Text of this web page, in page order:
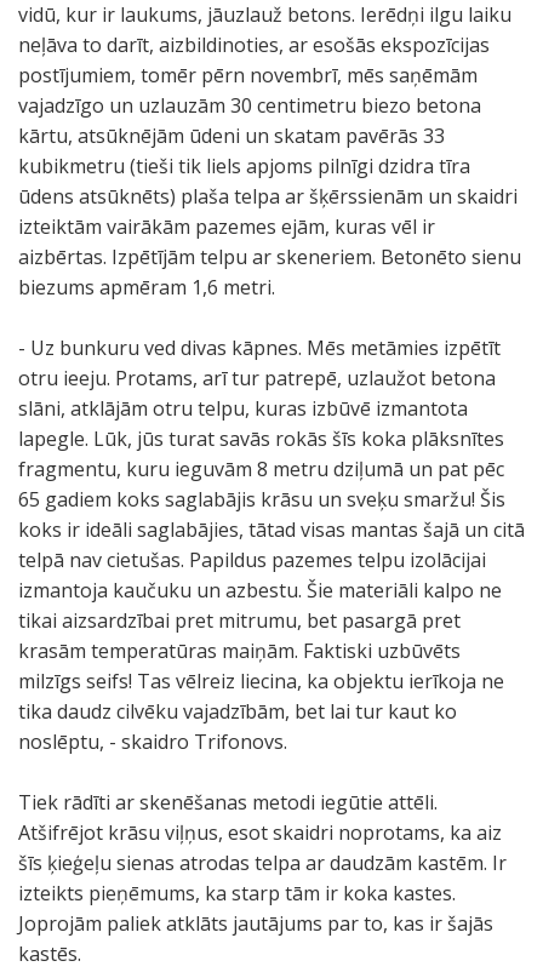
vidū, kur ir laukums, jāuzlauž betons. Ierēdņi ilgu laiku
neļāva to darīt, aizbildinoties, ar esošās ekspozīcijas
postījumiem, tomēr pērn novembrī, mēs saņēmām
vajadzīgo un uzlauzām 30 centimetru biezo betona
kārtu, atsūknējām ūdeni un skatam pavērās 33
kubikmetru (tieši tik liels apjoms pilnīgi dzidra tīra
ūdens atsūknēts) plaša telpa ar šķērssienām un skaidri
izteiktām vairākām pazemes ejām, kuras vēl ir
aizbērtas. Izpētījām telpu ar skeneriem. Betonēto sienu
biezums apmēram 1,6 metri.
- Uz bunkuru ved divas kāpnes. Mēs metāmies izpētīt
otru ieeju. Protams, arī tur patrepē, uzlaužot betona
slāni, atklājām otru telpu, kuras izbūvē izmantota
lapegle. Lūk, jūs turat savās rokās šīs koka plāksnītes
fragmentu, kuru ieguvām 8 metru dziļumā un pat pēc
65 gadiem koks saglabājis krāsu un sveķu smaržu! Šis
koks ir ideāli saglabājies, tātad visas mantas šajā un citā
telpā nav cietušas. Papildus pazemes telpu izolācijai
izmantoja kaučuku un azbestu. Šie materiāli kalpo ne
tikai aizsardzībai pret mitrumu, bet pasargā pret
krasām temperatūras maiņām. Faktiski uzbūvēts
milzīgs seifs! Tas vēlreiz liecina, ka objektu ierīkoja ne
tika daudz cilvēku vajadzībām, bet lai tur kaut ko
noslēptu, - skaidro Trifonovs.
Tiek rādīti ar skenēšanas metodi iegūtie attēli.
Atšifrējot krāsu viļņus, esot skaidri noprotams, ka aiz
šīs ķieģeļu sienas atrodas telpa ar daudzām kastēm. Ir
izteikts pieņēmums, ka starp tām ir koka kastes.
Joprojām paliek atklāts jautājums par to, kas ir šajās
kastēs.